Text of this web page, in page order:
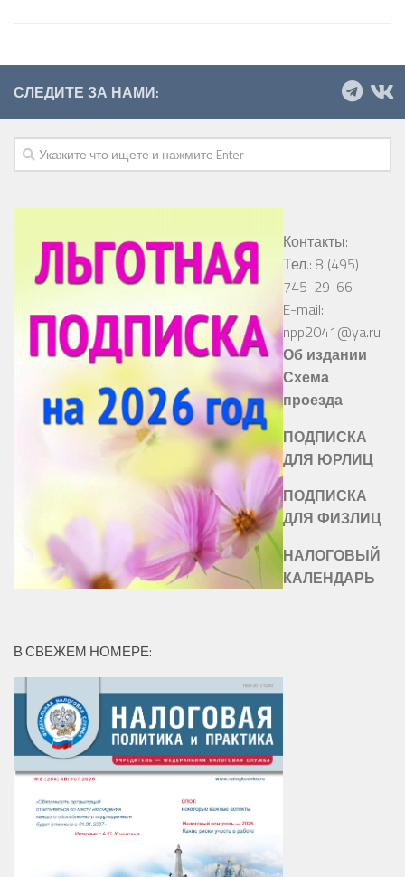
СЛЕДИТЕ ЗА НАМИ:
Контакты:
Тел.: 8 (495)
745-29-66
E-mail:
npp2041@ya.ru
Об издании
Схема
проезда
ПОДПИСКА
ДЛЯ ЮРЛИЦ
ПОДПИСКА
ДЛЯ ФИЗЛИЦ
НАЛОГОВЫЙ
КАЛЕНДАРЬ
В СВЕЖЕМ НОМЕРЕ: